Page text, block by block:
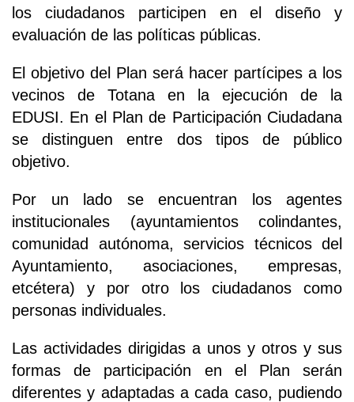
los ciudadanos participen en el diseño y
evaluación de las políticas públicas.
El objetivo del Plan será hacer partícipes a los
vecinos de Totana en la ejecución de la
EDUSI. En el Plan de Participación Ciudadana
se distinguen entre dos tipos de público
objetivo.
Por un lado se encuentran los agentes
institucionales (ayuntamientos colindantes,
comunidad autónoma, servicios técnicos del
Ayuntamiento, asociaciones, empresas,
etcétera) y por otro los ciudadanos como
personas individuales.
Las actividades dirigidas a unos y otros y sus
formas de participación en el Plan serán
diferentes y adaptadas a cada caso, pudiendo